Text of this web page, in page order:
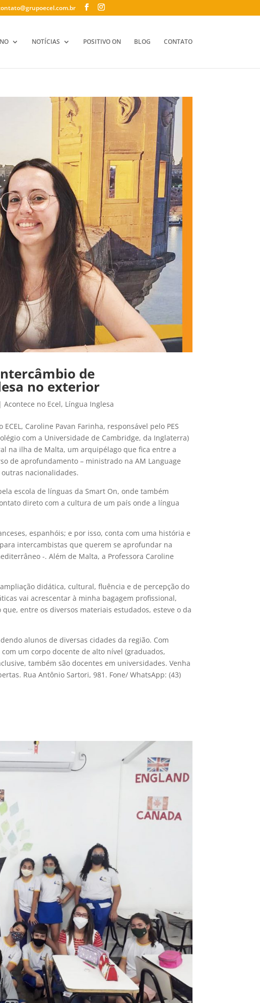
NOTÍCIAS POSITIVO ON BLOG CONTATO
de
no exterior
| Acontece no Ecel, Língua Inglesa
Caroline Pavan Farinha, responsável pelo PES
com a Universidade de Cambridge, da Inglaterra)
na ilha de Malta, um arquipélago que fica entre a
de aprofundamento – ministrado na AM Language
nacionalidades.
escola de línguas da Smart On, onde também
direto com a cultura de um país onde a língua
espanhóis; e por isso, conta com uma história e
intercambistas que querem se aprofundar na
-. Além de Malta, a Professora Caroline
didática, cultural, fluência e de percepção do
vai acrescentar à minha bagagem profissional,
entre os diversos materiais estudados, esteve o da
alunos de diversas cidades da região. Com
um corpo docente de alto nível (graduados,
também são docentes em universidades. Venha
Rua Antônio Sartori, 981. Fone/ WhatsApp: (43)